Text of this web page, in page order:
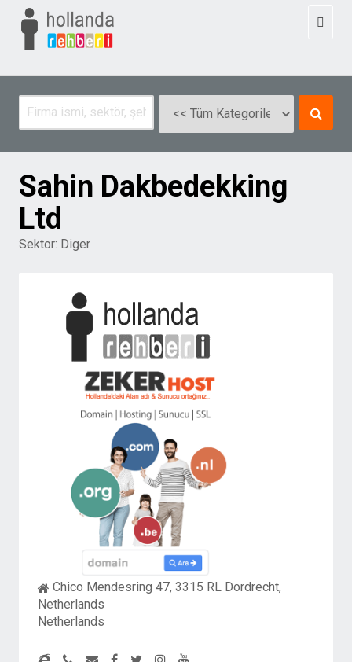
Sahin Dakbedekking
Ltd
Sektor: Diger
Chico Mendesring 47, 3315 RL Dordrecht,
Netherlands
Netherlands